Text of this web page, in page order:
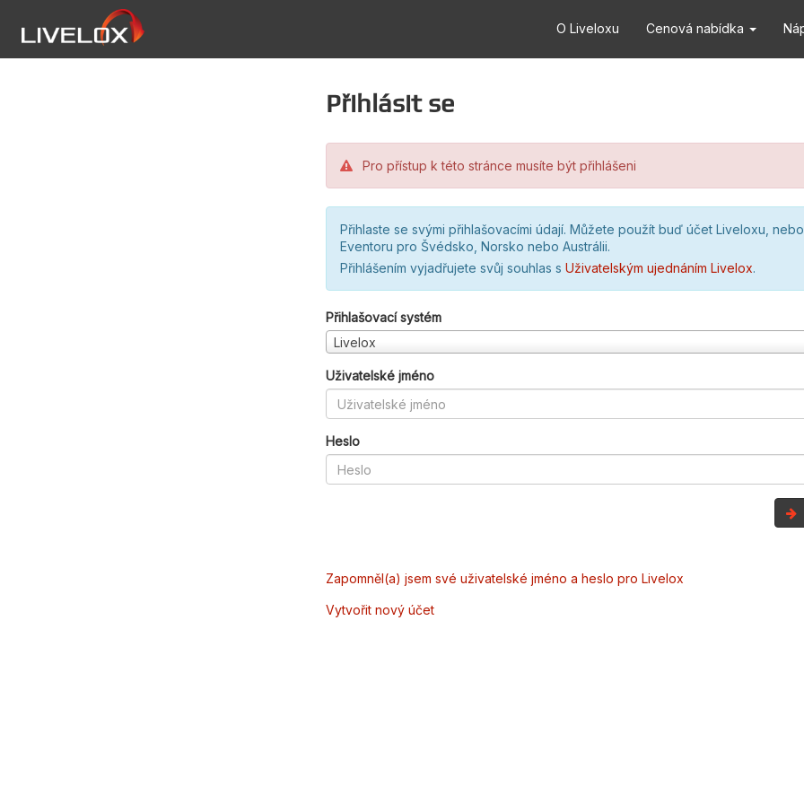
O Liveloxu Cenová nabídka
Přihlásit se
Pro přístup k této stránce musíte být přihlášeni
Přihlaste se svými přihlašovacími údají. Můžete použít buď účet Liveloxu,
Eventoru pro Švédsko, Norsko nebo Austrálii.
Přihlášením vyjadřujete svůj souhlas s Uživatelským ujednáním Livelox.
Přihlašovací systém
Livelox
Uživatelské jméno
Heslo
Zapomněl(a) jsem své uživatelské jméno a heslo pro Livelox
Vytvořit nový účet